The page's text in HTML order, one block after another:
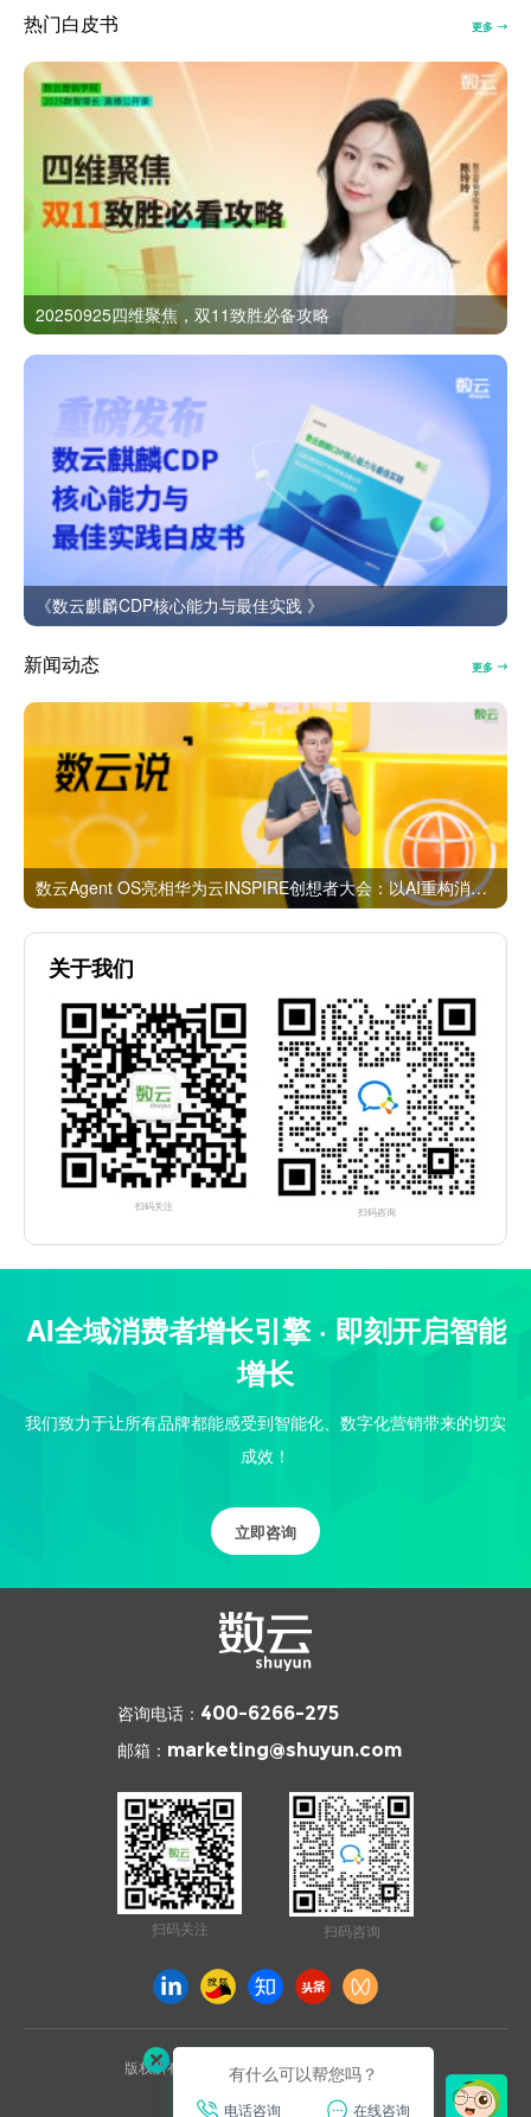
热门白皮书 更多
20250925四维聚焦，双11致胜必备攻略
《数云麒麟CDP核心能力与最佳实践 》
新闻动态 更多
数云Agent OS亮相华为云INSPIRE创想者大会：以AI重构消费者运营与零售营销新范式
关于我们
扫码关注 扫码咨询
AI全域消费者增长引擎 · 即刻开启智能
增长
我们致力于让所有品牌都能感受到智能化、数字化营销带来的切实
成效！
立即咨询
咨询电话： 400-6266-275
邮箱： marketing@shuyun.com
扫码关注 扫码咨询
版权所有 © 2026 杭州数云信息技术有限公司
浙ICP备12003970号
有什么可以帮您吗？
电话咨询 在线咨询